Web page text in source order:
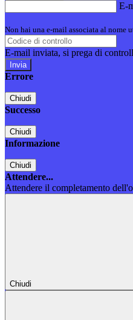
E-
Non hai una e-mail associata al nome
E-mail inviata, si prega di
Errore
Chiudi
Successo
Chiudi
Informazione
Chiudi
Attendere...
Attendere il completamento
Chiudi